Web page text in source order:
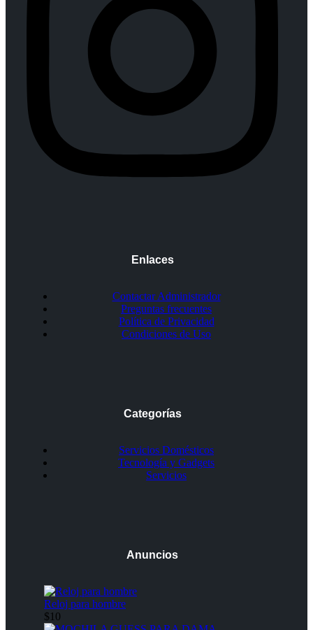
Enlaces
Contactar Administrador
Preguntas frecuentes
Política de Privacidad
Condiciones de Uso
Categorías
Servicios Domésticos
Tecnología y Gadgets
Servicios
Anuncios
Reloj para hombre
$10